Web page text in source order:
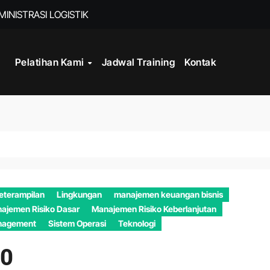
LOGISTIK
DOKUMEN PERUSAHAAN
Pelatihan Kami Jadwal Training Kontak
Lingkungan
manajemen keuangan bisnis
Risiko Dasar
Manajemen Risiko Keberlanjutan
Sistem Operasi Teknologi